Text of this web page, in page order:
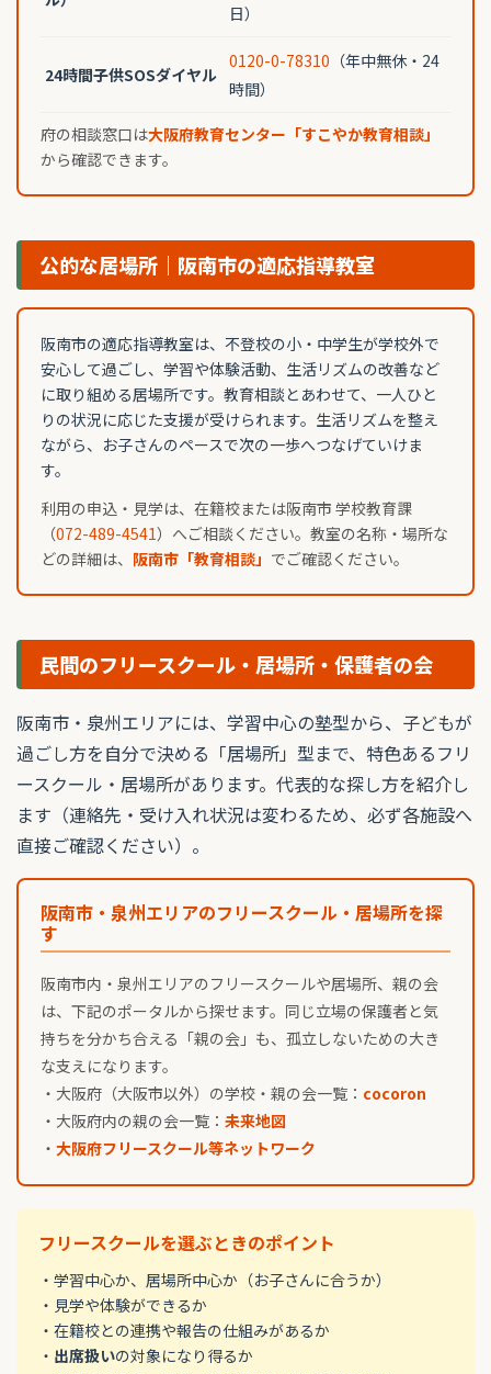
日）
24時間子供SOSダイヤル
0120-0-78310 （年中無休・24
時間）
府の相談窓口は大阪府教育センター「すこやか教育相談」
から確認できます。
公的な居場所｜阪南市の適応指導教室
阪南市の適応指導教室は、不登校の小・中学生が学校外で
安心して過ごし、学習や体験活動、生活リズムの改善など
に取り組める居場所です。教育相談とあわせて、一人ひと
りの状況に応じた支援が受けられます。生活リズムを整え
ながら、お子さんのペースで次の一歩へつなげていけま
す。
利用の申込・見学は、在籍校または阪南市 学校教育課
（072-489-4541）へご相談ください。教室の名称・場所な
どの詳細は、 阪南市「教育相談」 でご確認ください。
民間のフリースクール・居場所・保護者の会
阪南市・泉州エリアには、学習中心の塾型から、子どもが
過ごし方を自分で決める「居場所」型まで、特色あるフリ
ースクール・居場所があります。代表的な探し方を紹介し
ます（連絡先・受け入れ状況は変わるため、必ず各施設へ
直接ご確認ください）。
阪南市・泉州エリアのフリースクール・居場所を探
す
阪南市内・泉州エリアのフリースクールや居場所、親の会
は、下記のポータルから探せます。同じ立場の保護者と気
持ちを分かち合える「親の会」も、孤立しないための大き
な支えになります。
・大阪府（大阪市以外）の学校・親の会一覧： cocoron
・大阪府内の親の会一覧： 未来地図
・ 大阪府フリースクール等ネットワーク
フリースクールを選ぶときのポイント
・学習中心か、居場所中心か（お子さんに合うか）
・見学や体験ができるか
・在籍校との連携や報告の仕組みがあるか
・ 出席扱いの対象になり得るか